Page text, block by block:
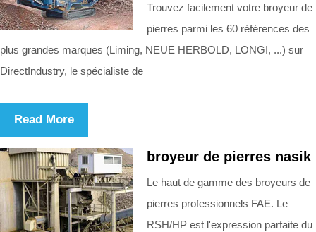
Trouvez facilement votre broyeur de
pierres parmi les 60 références des
plus grandes marques (Liming, NEUE HERBOLD, LONGI, ...) sur
DirectIndustry, le spécialiste de
Read More
broyeur de pierres nasik
Le haut de gamme des broyeurs de
pierres professionnels FAE. Le
RSH/HP est l'expression parfaite du